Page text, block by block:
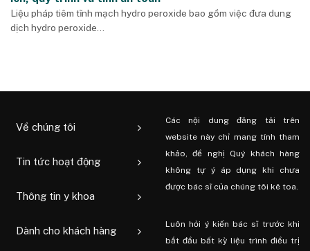
Liệu pháp tiêm tĩnh mạch hydro peroxide bao gồm việc đưa dung
dịch hydro peroxide...
Về chúng tôi
Tin tức hoạt động
Thông tin y khoa
Dành cho khách hàng
Các nội dung đăng tải trên
website này chỉ mang tính tham
khảo, đề nghị Quý khách hàng
không tự ý áp dụng khi chưa
được bác sĩ của chúng tôi kê toa.
Luôn hỏi ý kiến ​​bác sĩ trước khi
bắt đầu bất kỳ liệu trình điều trị